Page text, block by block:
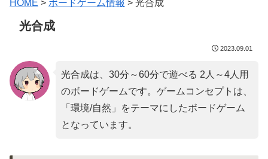
HOME > ボードゲーム情報 > 光合成
光合成
2023.09.01
光合成は、30分～60分で遊べる 2人～4人用
のボードゲームです。ゲームコンセプトは、
「 環境/自然 」をテーマにしたボードゲーム
となっています。